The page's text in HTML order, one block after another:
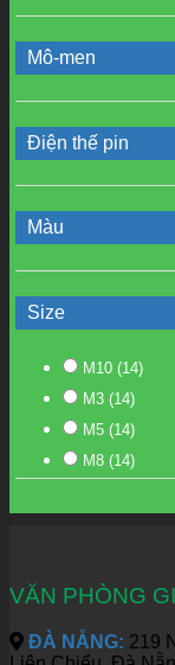
Mô-men
Điện thế pin
Màu
Size
M10 (14)
M3 (14)
M5 (14)
M8 (14)
VĂN PHÒNG
ĐÀ NẴNG: 219